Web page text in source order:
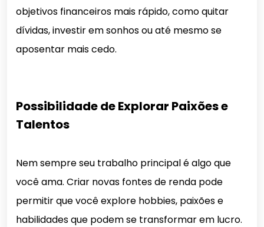
objetivos financeiros mais rápido, como quitar
dívidas, investir em sonhos ou até mesmo se
aposentar mais cedo.
Possibilidade de Explorar Paixões e
Talentos
Nem sempre seu trabalho principal é algo que
você ama. Criar novas fontes de renda pode
permitir que você explore hobbies, paixões e
habilidades que podem se transformar em lucro.